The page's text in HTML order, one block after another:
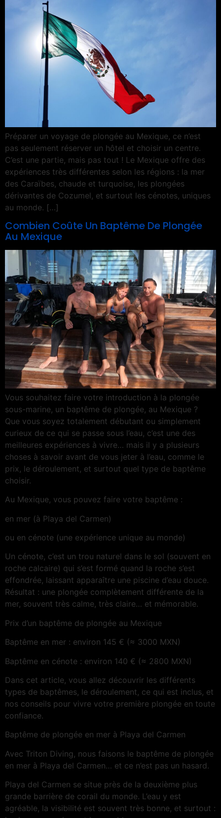
Préparer un voyage de plongée au Mexique, ce n’est
pas seulement réserver un hôtel et choisir un centre.
C’est une partie, mais pas tout ! Le Mexique offre des
expériences très différentes selon les régions : la mer
des Caraïbes, chaude et turquoise, les plongées
dérivantes de Cozumel, et surtout les cénotes, uniques
au monde. […]
Combien Coûte Un Baptême De Plongée
Au Mexique
Vous souhaitez faire votre introduction à la plongée
sous-marine, un baptême de plongée, au Mexique ?
Que vous soyez totalement débutant ou simplement
curieux de ce qui se passe sous l’eau, c’est une des
meilleures expériences à vivre… mais il y a plusieurs
choses à savoir avant de vous jeter à l’eau, comme le
prix, le déroulement, et surtout quel type de baptême
choisir.
Au Mexique, vous pouvez faire votre baptême :
en mer (à Playa del Carmen)
ou en cénote (une expérience unique au monde)
Un cénote, c’est un trou naturel dans le sol (souvent en
roche calcaire) qui s’est formé quand la roche s’est
effondrée, laissant apparaître une piscine d’eau douce.
Résultat : une plongée complètement différente de la
mer, souvent très calme, très claire… et mémorable.
Prix d’un baptême de plongée au Mexique
Baptême en mer : environ 145 € (≈ 3000 MXN)
Baptême en cénote : environ 140 € (≈ 2800 MXN)
Dans cet article, vous allez découvrir les différents
types de baptêmes, le déroulement, ce qui est inclus, et
nos conseils pour vivre votre première plongée en toute
confiance.
Baptême de plongée en mer à Playa del Carmen
Avec Triton Diving, nous faisons le baptême de plongée
en mer à Playa del Carmen… et ce n’est pas un hasard.
Playa del Carmen se situe près de la deuxième plus
grande barrière de corail du monde. L’eau y est
agréable, la visibilité est souvent très bonne, et surtout :